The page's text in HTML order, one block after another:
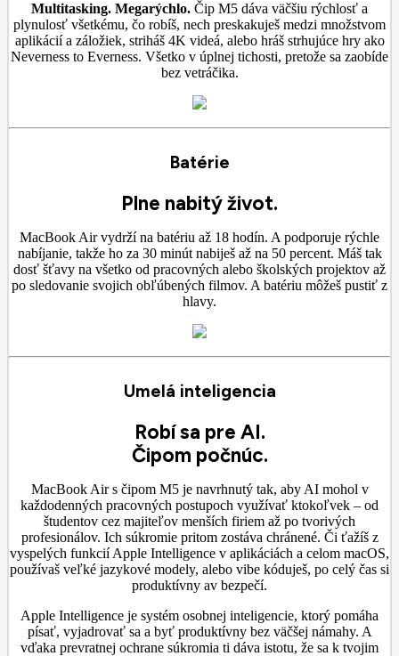
Multitasking. Megarýchlo. Čip M5 dáva väčšiu rýchlosť a
plynulosť všetkému, čo robíš, nech preskakuješ medzi množstvom
aplikácií a záložiek, striháš 4K videá, alebo hráš strhujúce hry ako
Neverness to Everness. Všetko v úplnej tichosti, pretože sa zaobíde
bez vetráčika.
Batérie
Plne nabitý život.
MacBook Air vydrží na batériu až 18 hodín. A podporuje rýchle
nabíjanie, takže ho za 30 minút nabiješ až na 50 percent. Máš tak
dosť šťavy na všetko od pracovných alebo školských projektov až
po sledovanie svojich obľúbených filmov. A batériu môžeš pustiť z
hlavy.
Umelá inteligencia
Robí sa pre AI.
Čipom počnúc.
MacBook Air s čipom M5 je navrhnutý tak, aby AI mohol v
každodenných pracovných postupoch využívať ktokoľvek – od
študentov cez majiteľov menších firiem až po tvorivých
profesionálov. Ich súkromie pritom zostáva chránené. Či ťažíš z
vyspelých funkcií Apple Intelligence v aplikáciách a celom macOS,
používaš veľké jazykové modely, alebo vibe kóduješ, po celý čas si
produktívny av bezpečí.
Apple Intelligence je systém osobnej inteligencie, ktorý pomáha
písať, vyjadrovať sa a byť produktívny bez väčšej námahy. A
vďaka prevratnej ochrane súkromia ti dáva istotu, že sa k tvojim